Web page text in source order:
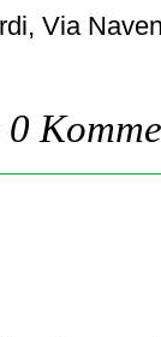
, Via
0